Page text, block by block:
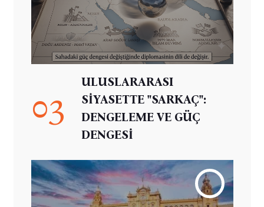
03
ULUSLARARASI
SİYASETTE "SARKAÇ":
DENGELEME VE GÜÇ
DENGESİ